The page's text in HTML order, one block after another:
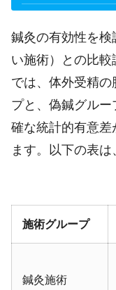
鍼灸の有効性を
い施術）との比
では、体外受精
プと、偽鍼グル
確な統計的有意
ます。以下の表は
施術グループ
鍼灸施術